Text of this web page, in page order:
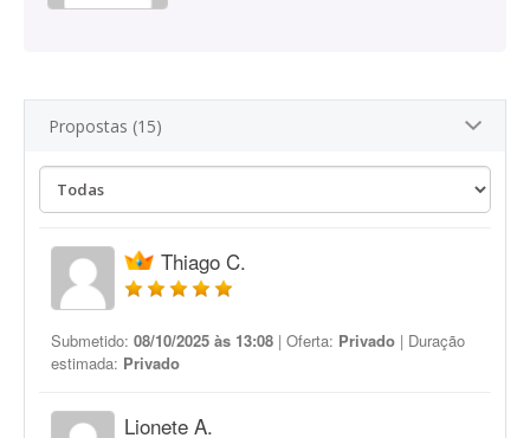
Propostas (15)
Thiago C.
Submetido: 08/10/2025 às 13:08 | Oferta: Privado | Duração
estimada: Privado
Lionete A.